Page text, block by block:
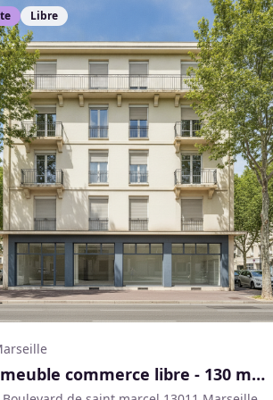
Libre
commerce libre - 130 m² -